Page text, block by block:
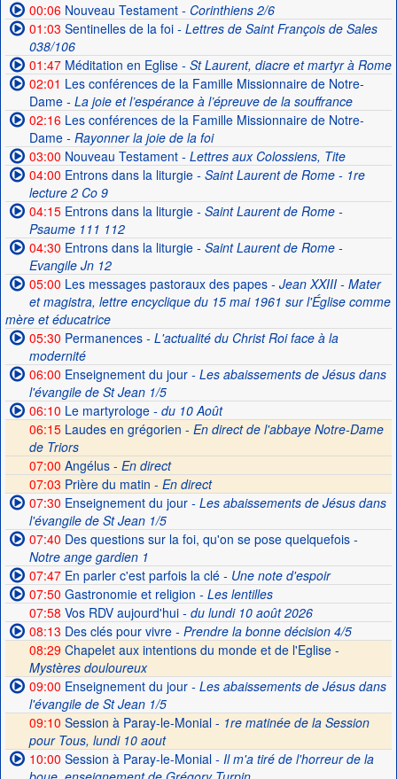
00:06Nouveau Testament- Corinthiens 2/6
01:03 Sentinelles de la foi- Lettres de Saint François de Sales
038/106
01:47Méditation en Eglise- St Laurent, diacre et martyr à Rome
02:01 Les conférences de la Famille Missionnaire de Notre-
Dame- La joie et l’espérance à l’épreuve de la souffrance
02:16Les conférences de la Famille Missionnaire de Notre-
Dame- Rayonner la joie de la foi
03:00 Nouveau Testament- Lettres aux Colossiens, Tite
04:00 Entrons dans la liturgie- Saint Laurent de Rome - 1re
lecture 2 Co 9
04:15Entrons dans la liturgie- Saint Laurent de Rome -
Psaume 111 112
04:30 Entrons dans la liturgie- Saint Laurent de Rome -
Evangile Jn 12
05:00 Les messages pastoraux des papes- Jean XXIII - Mater
et magistra, lettre encyclique du 15 mai 1961 sur l'Église comme
mère et éducatrice
05:30 Permanences- L'actualité du Christ Roi face à la
modernité
06:00 Enseignement du jour- Les abaissements de Jésus dans
l'évangile de St Jean 1/5
06:10 Le martyrologe- du 10 Août
06:15Laudes en grégorien - En direct de l'abbaye Notre-Dame
de Triors
07:00 Angélus - En direct
07:03 Prière du matin - En direct
07:30 Enseignement du jour- Les abaissements de Jésus dans
l'évangile de St Jean 1/5
07:40 Des questions sur la foi, qu'on se pose quelquefois-
Notre ange gardien 1
07:47En parler c'est parfois la clé- Une note d'espoir
07:50 Gastronomie et religion - Les lentilles
07:58 Vos RDV aujourd'hui- du lundi 10 août 2026
08:13 Des clés pour vivre- Prendre la bonne décision 4/5
08:29 Chapelet aux intentions du monde et de l'Eglise -
Mystères douloureux
09:00 Enseignement du jour- Les abaissements de Jésus dans
l'évangile de St Jean 1/5
09:10 Session à Paray-le-Monial - 1re matinée de la Session
pour Tous, lundi 10 aout
10:00 Session à Paray-le-Monial- Il m'a tiré de l'horreur de la